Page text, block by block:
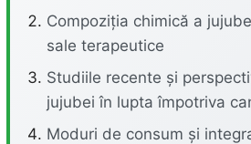
Compoziția chimică a
sale terapeutice
Studiile recente și
jujubei în lupta împotriva
Moduri de consum și